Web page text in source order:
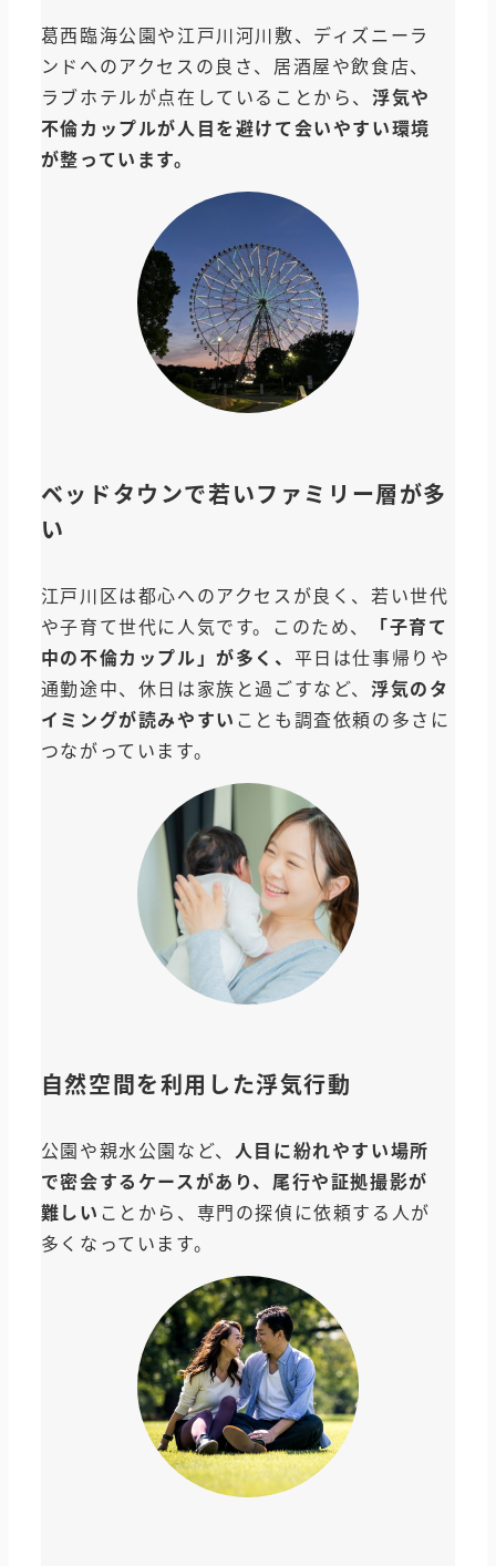
葛西臨海公園や江戸川河川敷、ディズニーラ
ンドへのアクセスの良さ、居酒屋や飲食店、
ラブホテルが点在していることから、 浮気や
不倫カップルが人目を避けて会いやすい環境
が整っています。
ベッドタウンで若いファミリー層が多
い
江戸川区は都心へのアクセスが良く、若い世代
や子育て世代に人気です。このため、
「子育て
中の不倫カップル」が多く、 平日は仕事帰りや
通勤途中、休日は家族と過ごすなど、 浮気のタ
イミングが読みやすい ことも調査依頼の多さに
つながっています。
自然空間を利用した浮気行動
公園や親水公園など、 人目に紛れやすい場所
で密会するケースがあり、尾行や証拠撮影が
難しい ことから、専門の探偵に依頼する人が
多くなっています。